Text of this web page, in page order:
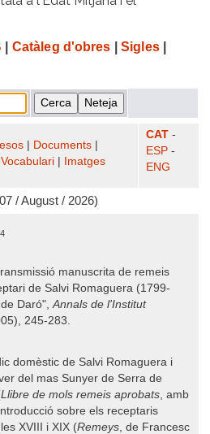
Catàleg d'obres Sigles|
Documents
Vocabulari Imatges
CAT -
ESP -
ENG
/ August / 2026)
manuscrita de remeis
de Salvi Romaguera (1799-
de Daró",Annals de l'Institut
245-283.
domèstic de Salvi Romaguera i
del mas Sunyer de Serra de
Llibre de mols remeis aprobats, amb
sobre els receptaris
XVIII i XIX (Remeys, de Francesc